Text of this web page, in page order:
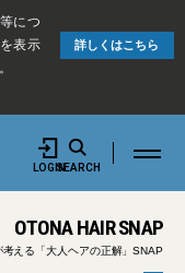
につ
表示
詳しくはこちら
LOGINSEARCH
OTONA HAIR SNAP
考える「大人ヘアの正解」SNAP